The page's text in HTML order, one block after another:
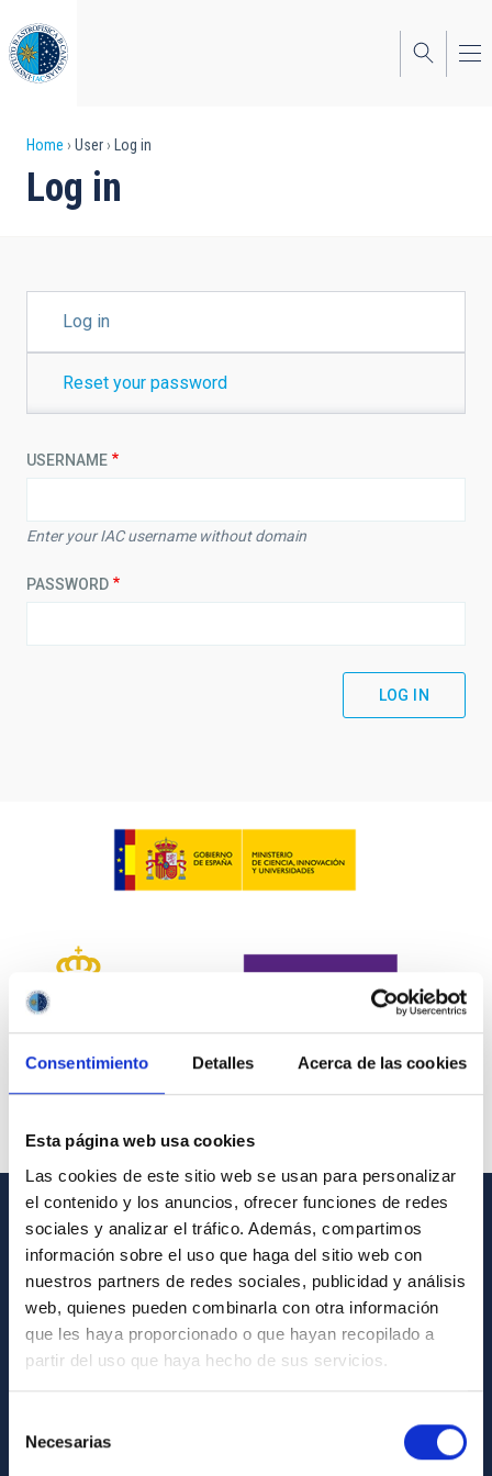
Consentimiento Detalles Acerca de las cookies
Esta página web usa cookies
Las cookies de este sitio web se usan para personalizar
el contenido y los anuncios, ofrecer funciones de redes
sociales y analizar el tráfico. Además, compartimos
información sobre el uso que haga del sitio web con
nuestros partners de redes sociales, publicidad y análisis
web, quienes pueden combinarla con otra información
que les haya proporcionado o que hayan recopilado a
partir del uso que haya hecho de sus servicios.
Necesarias
to
main
content
Breadcrumb
Home User Log in
Log in
TABSLog in
Reset your password
USERNAME
Enter your IAC username without domain
PASSWORD
GENERAL INFORMATION
Contact
How to get to the IAC
List of personnel
Library
General register